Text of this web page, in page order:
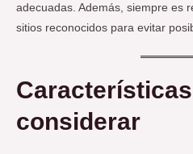
adecuadas. Además, siempre es
sitios reconocidos para evitar
considerar